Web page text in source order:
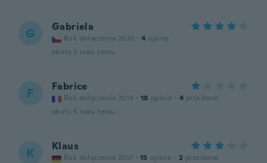
G Gabriela
Rok dołączenia 2020 · 4 opinie
około 5 roku temu
F Fabrice
Rok dołączenia 2014 · 18 opinie · 4 przesłane
około 5 roku temu
K Klaus
Rok dołączenia 2017 · 15 opinie · 2 przesłane